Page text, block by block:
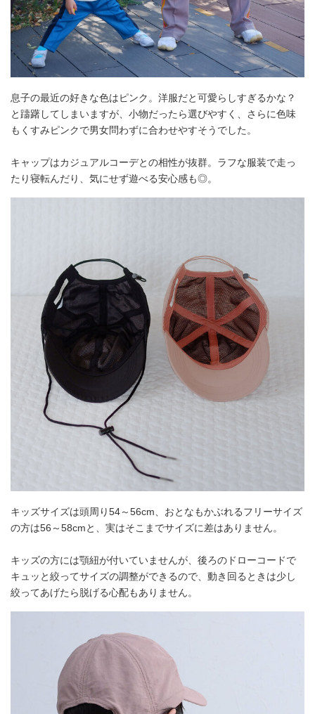
息子の最近の好きな色はピンク。洋服だと可愛らしすぎるかな？
と躊躇してしまいますが、小物だったら選びやすく、さらに色味
もくすみピンクで男女問わずに合わせやすそうでした。
キャップはカジュアルコーデとの相性が抜群。ラフな服装で走っ
たり寝転んだり、気にせず遊べる安心感も◎。
キッズサイズは頭周り54～56cm、おとなもかぶれるフリーサイズ
の方は56～58cmと、実はそこまでサイズに差はありません。
キッズの方には顎紐が付いていませんが、後ろのドローコードで
キュッと絞ってサイズの調整ができるので、動き回るときは少し
絞ってあげたら脱げる心配もありません。